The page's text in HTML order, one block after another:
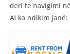
deri te navigimi
AI ka ndikim janë: